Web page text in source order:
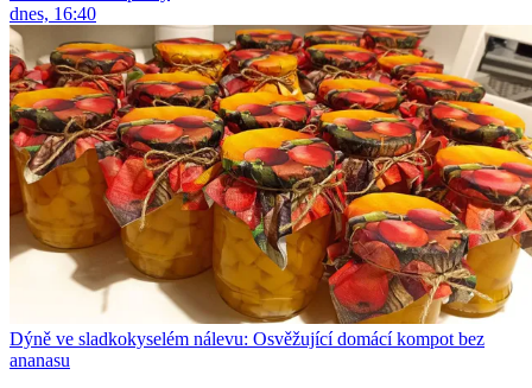
dnes, 16:40
Dýně ve sladkokyselém nálevu: Osvěžující domácí kompot bez
ananasu